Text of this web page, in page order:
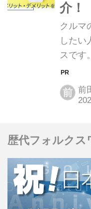
介！
クルマ
したい
スです
チした
チした
額予想
はクル
せたジ
トを紹
わせて
してく
前 前
歴代フォルクス